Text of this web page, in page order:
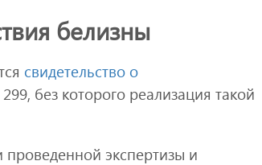
белизны
свидетельство о
без которого реализация такой
экспертизы и